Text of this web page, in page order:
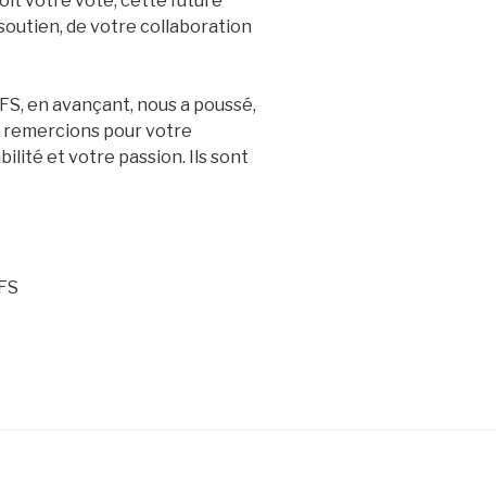
de votre collaboration
en avançant, nous a poussé,
remercions pour votre
et votre passion. Ils sont